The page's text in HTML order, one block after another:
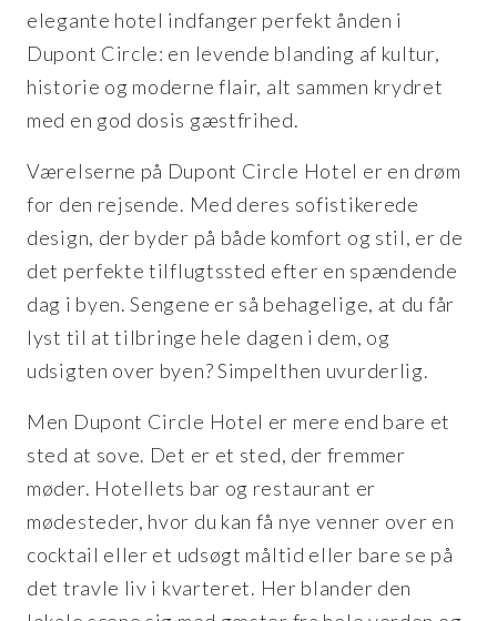
elegante hotel indfanger perfekt ånden i
Dupont Circle: en levende blanding af kultur,
historie og moderne flair, alt sammen krydret
med en god dosis gæstfrihed.
Værelserne på Dupont Circle Hotel er en drøm
for den rejsende. Med deres sofistikerede
design, der byder på både komfort og stil, er de
det perfekte tilflugtssted efter en spændende
dag i byen. Sengene er så behagelige, at du får
lyst til at tilbringe hele dagen i dem, og
udsigten over byen? Simpelthen uvurderlig.
Men Dupont Circle Hotel er mere end bare et
sted at sove. Det er et sted, der fremmer
møder. Hotellets bar og restaurant er
mødesteder, hvor du kan få nye venner over en
cocktail eller et udsøgt måltid eller bare se på
det travle liv i kvarteret. Her blander den